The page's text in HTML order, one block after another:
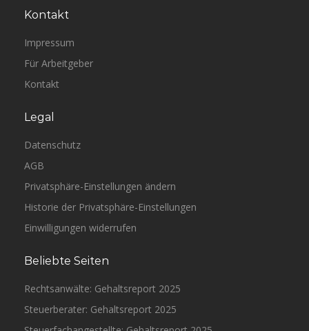
Kontakt
Impressum
Für Arbeitgeber
Kontakt
Legal
Datenschutz
AGB
Privatsphäre-Einstellungen ändern
Historie der Privatsphäre-Einstellungen
Einwilligungen widerrufen
Beliebte Seiten
Rechtsanwälte: Gehaltsreport 2025
Steuerberater: Gehaltsreport 2025